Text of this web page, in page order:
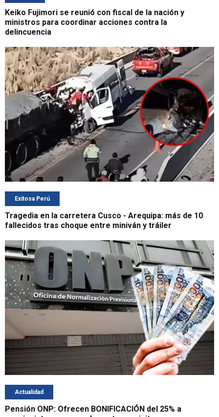
Keiko Fujimori se reunió con fiscal de la nación y
ministros para coordinar acciones contra la
delincuencia
Exitosa Perú
Tragedia en la carretera Cusco - Arequipa: más de 10
fallecidos tras choque entre miniván y tráiler
Actualidad
Pensión ONP: Ofrecen BONIFICACIÓN del 25% a